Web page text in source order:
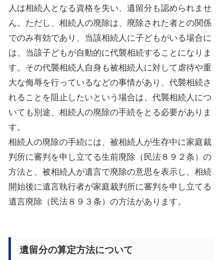
人は相続人となる資格を失い、遺留分も認められませ
ん。 ただし、相続人の廃除は、 廃除された者との関係
でのみ有効であり、 当該相続人に子どもがいる場合に
は、当該子どもが自動的に代襲相続することになりま
す。 その代襲相続人 自身 も被相続人に対して虐待や重
大な侮辱を行っているなどの事情があり 、 代襲相続さ
れることを阻止したいという 場合は、 代襲相続人 につ
いても別途、相続人の廃除の手続をとる必要がありま
す。
相続人の廃除の手続には、 被相続人が生存中に家庭裁
判所に審判を申し立てる生前廃除（民法８９２条）の
方法と、 被相続人が遺言で廃除の意思を表示し、相続
開始後に遺言執行者が家庭裁判所に審判を申し立てる
遺言廃除（民法８９３条）の方法があります。
遺留分の算定方法について